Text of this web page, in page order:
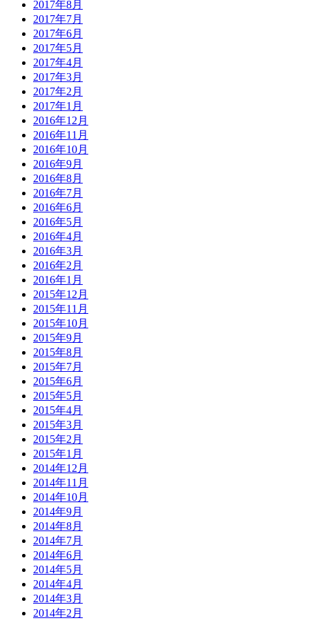
2017年8月
2017年7月
2017年6月
2017年5月
2017年4月
2017年3月
2017年2月
2017年1月
2016年12月
2016年11月
2016年10月
2016年9月
2016年8月
2016年7月
2016年6月
2016年5月
2016年4月
2016年3月
2016年2月
2016年1月
2015年12月
2015年11月
2015年10月
2015年9月
2015年8月
2015年7月
2015年6月
2015年5月
2015年4月
2015年3月
2015年2月
2015年1月
2014年12月
2014年11月
2014年10月
2014年9月
2014年8月
2014年7月
2014年6月
2014年5月
2014年4月
2014年3月
2014年2月